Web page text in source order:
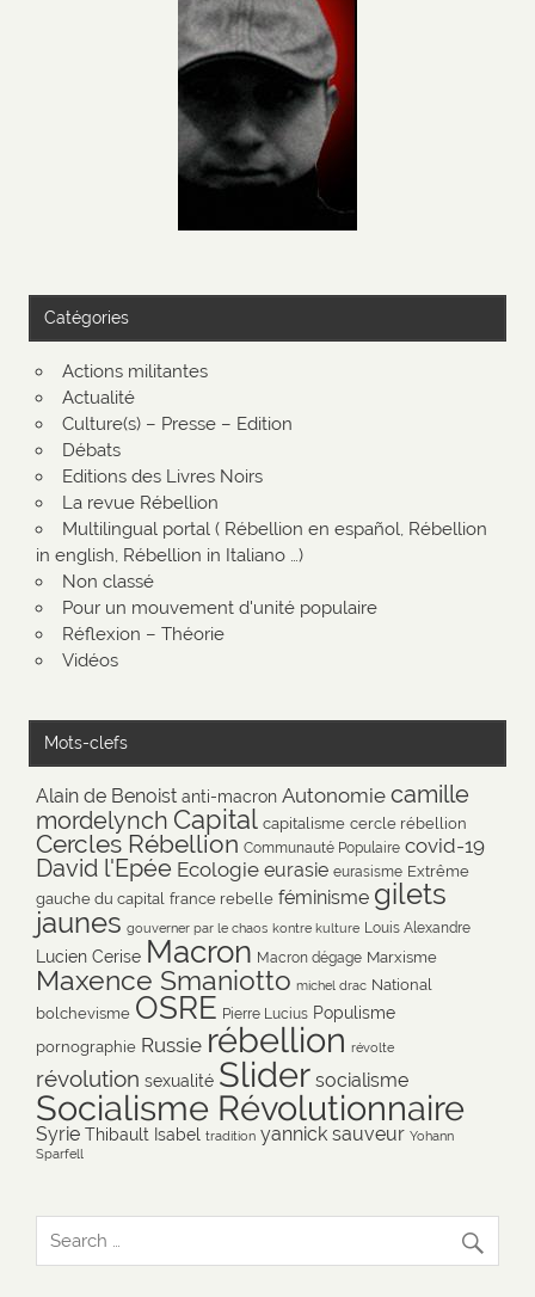
Catégories
Actions militantes
Actualité
Culture(s) – Presse – Edition
Débats
Editions des Livres Noirs
La revue Rébellion
Multilingual portal ( Rébellion en español, Rébellion
in english, Rébellion in Italiano …)
Non classé
Pour un mouvement d'unité populaire
Réflexion – Théorie
Vidéos
Mots-clefs
Alain de Benoist anti-macron Autonomie camille
mordelynch Capital capitalisme cercle rébellion
Cercles Rébellion Communauté Populaire covid-19
David l'Epée Ecologie eurasie eurasisme Extrême
gauche du capital france rebelle féminisme gilets
jaunes gouverner par le chaos kontre kulture Louis Alexandre
Lucien Cerise Macron Macron dégage Marxisme
Maxence Smaniotto michel drac National
bolchevisme OSRE Pierre Lucius Populisme
pornographie Russie rébellion révolte
révolution sexualité Slider socialisme
Socialisme Révolutionnaire
Syrie Thibault Isabel tradition yannick sauveur Yohann
Sparfell